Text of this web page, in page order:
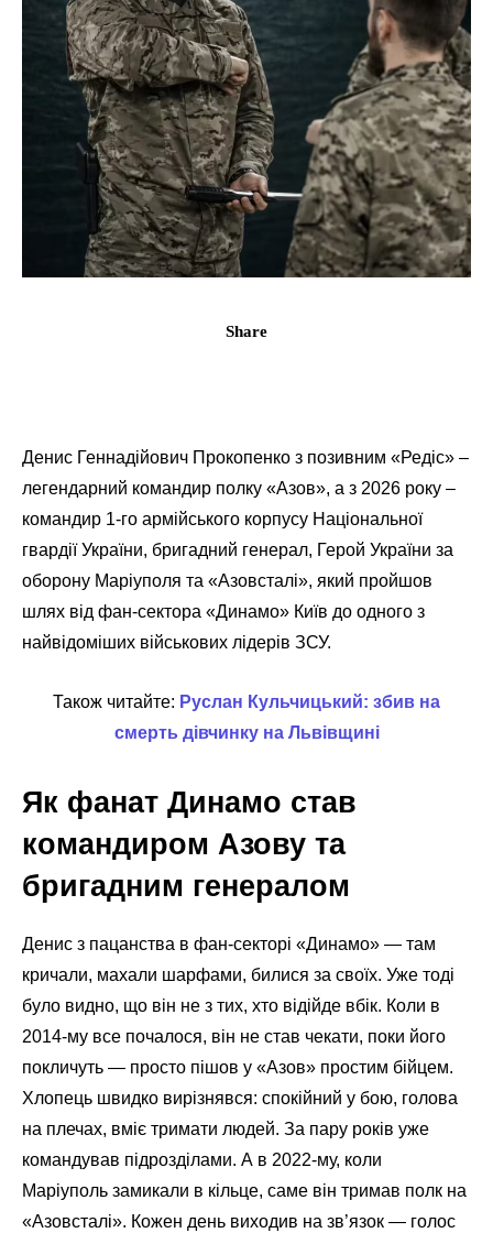
Share
Денис Геннадійович Прокопенко з позивним «Редіс» –
легендарний командир полку «Азов», а з 2026 року –
командир 1-го армійського корпусу Національної
гвардії України, бригадний генерал, Герой України за
оборону Маріуполя та «Азовсталі», який пройшов
шлях від фан-сектора «Динамо» Київ до одного з
найвідоміших військових лідерів ЗСУ.
Також читайте: Руслан Кульчицький: збив на
смерть дівчинку на Львівщині
Як фанат Динамо став
командиром Азову та
бригадним генералом
Денис з пацанства в фан-секторі «Динамо» — там
кричали, махали шарфами, билися за своїх. Уже тоді
було видно, що він не з тих, хто відійде вбік. Коли в
2014-му все почалося, він не став чекати, поки його
покличуть — просто пішов у «Азов» простим бійцем.
Хлопець швидко вирізнявся: спокійний у бою, голова
на плечах, вміє тримати людей. За пару років уже
командував підрозділами. А в 2022-му, коли
Маріуполь замикали в кільце, саме він тримав полк на
«Азовсталі». Кожен день виходив на зв’язок — голос